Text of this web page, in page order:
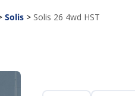
Solis > Solis 26 4wd HST